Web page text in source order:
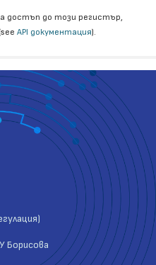
достъп до този регистър,
(see API документация).
Борисова